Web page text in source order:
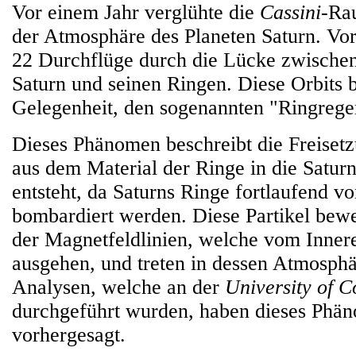
Vor einem Jahr verglühte die Cassini-
der Atmosphäre des Planeten Saturn.
22 Durchflüge durch die Lücke
Saturn und seinen Ringen. Diese Orbits
Gelegenheit, den sogenannten
Dieses Phänomen beschreibt die
aus dem Material der Ringe in die
entsteht, da Saturns Ringe fortlaufend
bombardiert werden. Diese Partikel
der Magnetfeldlinien, welche vom
ausgehen, und treten in dessen
Analysen, welche an der University of
durchgeführt wurden, haben dieses
vorhergesagt.